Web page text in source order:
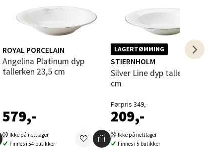
ROYAL PORCELAIN
Angelina Platinum dyp
tallerken 23,5 cm
579,-
Ikke på nettlager
Finnes i 54 butikker
LAGERTØMMING
STIERNHOLM
Silver Line dyp tallerken 23
cm
Førpris 349,-
209,-
Ikke på nettlager
Finnes i 5 butikker